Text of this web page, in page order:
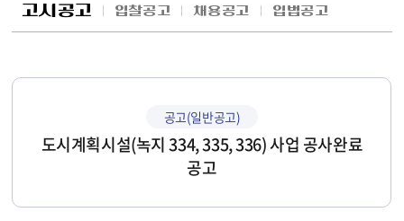
고시공고 입찰공고 채용공고 입법공고
공고(일반공고)
도시계획시설(녹지 334, 335, 336) 사업 공사완료
공고